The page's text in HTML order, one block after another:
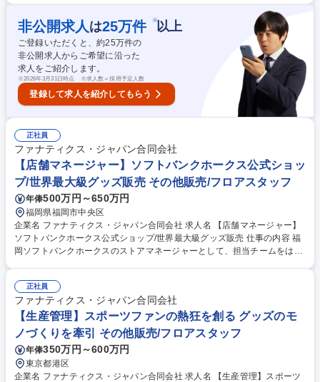
ーからの問い合わせ応対（TEL/Mail）■球団やチーム等のパートナー企業
とのリレーション（ディスカッションや問い合わせ共有）■コールセンタ
ースタッフのマネジメント（トークスクリプトや研修資料等の作成）■そ
の他業務改善（課題発見→解決に向けた調査）など 成長を続けるスポーツ
Eコマース事業の中で、CS経験を活かしながら、チームマネジメント力・
課題解決力・部門横断の推進力を磨ける環境です 募集職種 【カスタマー
サポートSV】世界最大級/プロ野球やJリーグチームの公式通販サイト
非公開求人 は25万件 ※以上
ご登録いただくと、約25万件の
非公開求人からご希望に沿った
求人をご紹介します。
※2026年3月31日時点 ※求人数＝採用予定人数
登録して求人を紹介してもらう
正社員
ファナティクス・ジャパン合同会社
【店舗マネージャー】ソフトバンクホークス公式ショッ
プ/世界最大級グッズ販売 その他販売/フロアスタッフ
年俸500万円～650万円
福岡県福岡市中央区
企業名 ファナティクス・ジャパン合同会社 求人名 【店舗マネージャー】
ソフトバンクホークス公式ショップ/世界最大級グッズ販売 仕事の内容 福
岡ソフトバンクホークスのストアマネージャーとして、担当チームをはじ
の定例や合意形成、現場情報の社内共有 【現場運営】売場や運営課題の抽
出、施策の設計・実行・検証、トラブル対応 【数値管理】売上計画・予算
管理、KPI策定、改善アクションの主導 【他部門協業】MD・マーケ等と
連携した販促や売場づくり、在庫方針の決定 【運営・マネジメント】シフ
ト・人員配置、SOP整備、スタッフ育成やベンダー管理 募集職種 【店舗
マネージャー】ソフトバンクホークス公式ショップ/世界最大級グッズ販売
正社員
ファナティクス・ジャパン合同会社
【生産管理】スポーツファンの熱狂を創る グッズのモ
ノづくりを牽引 その他販売/フロアスタッフ
年俸350万円～600万円
東京都港区
企業名 ファナティクス・ジャパン合同会社 求人名 【生産管理】スポーツ